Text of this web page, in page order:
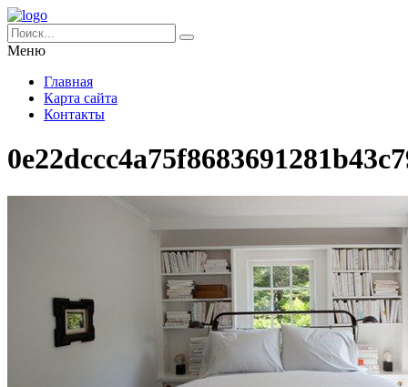
Меню
Главная
Карта сайта
Контакты